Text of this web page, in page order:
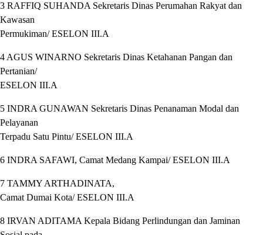
3 RAFFIQ SUHANDA Sekretaris Dinas Perumahan Rakyat dan
Kawasan
Permukiman/ ESELON III.A
4 AGUS WINARNO Sekretaris Dinas Ketahanan Pangan dan
Pertanian/
ESELON III.A
5 INDRA GUNAWAN Sekretaris Dinas Penanaman Modal dan
Pelayanan
Terpadu Satu Pintu/ ESELON III.A
6 INDRA SAFAWI, Camat Medang Kampai/ ESELON III.A
7 TAMMY ARTHADINATA,
Camat Dumai Kota/ ESELON III.A
8 IRVAN ADITAMA Kepala Bidang Perlindungan dan Jaminan